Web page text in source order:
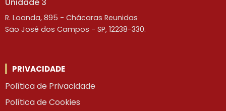
Unidade 3
R. Loanda, 895 - Chácaras Reunidas
São José dos Campos - SP, 12238-330.
PRIVACIDADE
Política de Privacidade
Política de Cookies